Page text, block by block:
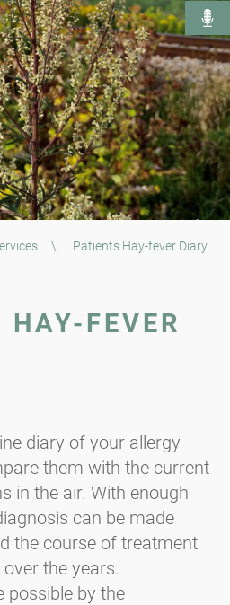
\ Patients Hay-fever Diary
HAY-FEVER
diary of your allergy
them with the current
in the air. With enough
can be made
the course of treatment
the years.
possible by the